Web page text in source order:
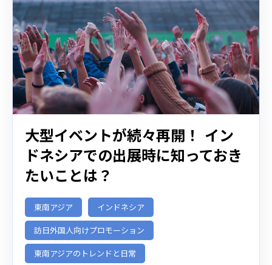
大型イベントが続々再開！ イン
ドネシアでの出展時に知っておき
たいことは？
東南アジア インドネシア
訪日外国人向けプロモーション
東南アジアのトレンドと日常